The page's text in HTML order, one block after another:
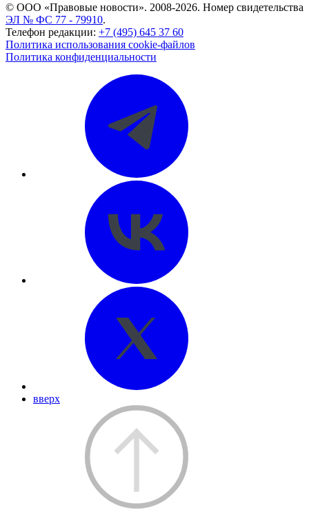
© ООО «Правовые новости». 2008-2026. Номер свидетельства
ЭЛ № ФС 77 - 79910.
Телефон редакции: +7 (495) 645 37 60
Политика использования cookie-файлов
Политика конфиденциальности
вверх